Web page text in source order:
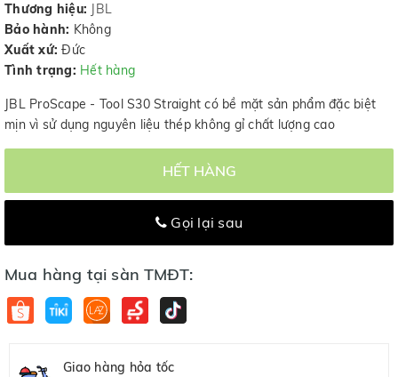
Thương hiệu:
JBL
Bảo hành: Không
Xuất xứ: Đức
Tình trạng: Hết hàng
JBL ProScape - Tool S30 Straight có bề mặt sản phẩm đặc biệt
mịn vì sử dụng nguyên liệu thép không gỉ chất lượng cao
HẾT HÀNG
Gọi lại sau
Mua hàng tại sàn TMĐT:
Giao hàng hỏa tốc